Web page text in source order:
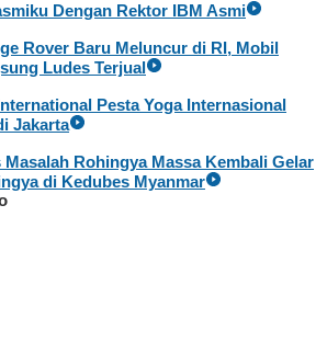
Dengan Rektor IBM Asmi
Baru Meluncur di RI, Mobil
Ludes Terjual
Pesta Yoga Internasional
Jakarta
Massa Kembali Gelar
di Kedubes Myanmar